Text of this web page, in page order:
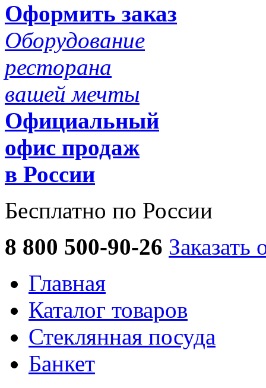
Оформить заказ
Оборудование
ресторана
вашей мечты
Официальный
офис продаж
в России
Бесплатно по России
8 800 500-90-26 Заказать
Главная
Каталог товаров
Стеклянная посуда
Банкет